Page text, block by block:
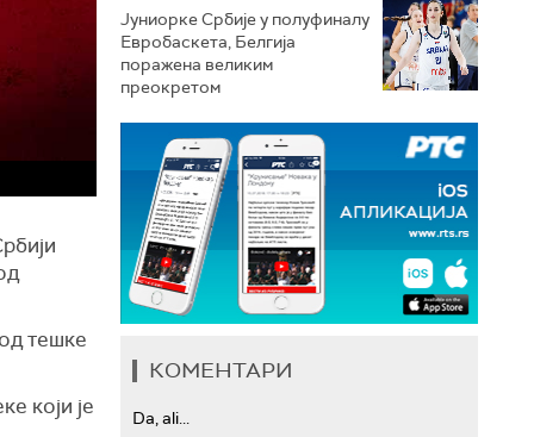
тешке
који је
Јуниорке Србије у полуфиналу
Евробаскета, Белгија
поражена великим
преокретом
КОМЕНТАРИ
Da, ali...